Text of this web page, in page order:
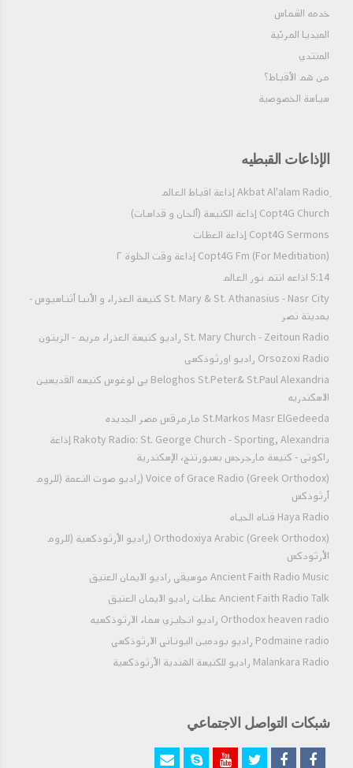
خدمه الشماس
الميديا المرئية
المنتدي
من هم الأقباط؟‎
سياسة الخصوصية
الإذاعات القبطيه
Copt4G Church إذاعة الكنيسة (ألحان و قداسات)
Copt4G Sermons إذاعة العظات
Copt4G Fm (For Meditiation) إذاعة وقت الخلوة ٢
5:14 اذاعه انتم نور العالم
St. Mary & St. Athanasius - Nasr City كنيسة العذراء و الأنبا أثناسيوس -
بمدينة نصر
St. Mary Church - Zeitoun Radio راديو كنيسة العذراء مريم - الزيتون
Orsozoxi Radio راديو اورثوذكسى
Beloghos St.Peter& St.Paul Alexandria بي لوغوس كنيسه القديسين
الاسكندريه
St.Markos Masr ElGedeeda مارمرقس مصر الجديده
Rakoty Radio: St. George Church - Sporting, Alexandria إذاعة
راكوتى - كنيسة مارجرجس بسبورتنج، الإسكندرية
Voice of Grace Radio (Greek Orthodox) (راديو صوت النعمة (للروم
أرثوذكس
Haya Radio قناه الحياه
Orthodoxiya Arabic (Greek Orthodox) (راديو الأرثوذكسية (للروم
الأرثودكس
Ancient Faith Radio Music موسيقي راديو الايمان العتيق
Ancient Faith Radio Talk عظات راديو الايمان العتيق
Orthodox heaven radio راديو انجليزي سماء الارثوذكسيه
Podmaine radio راديو بودمين اليوناني الارثوذكسي
Malankara Radio راديو للكنيسة الهندية الأرثوذكسية
شبكات التواصل الاجتماعي